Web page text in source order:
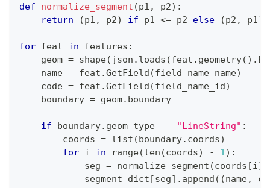
def normalize_segment (p1 , p2) :
return
(p1 , p2) if p1 <= p2 else (p2 , p1 )
for feat in features :
    geom
= shape( json . loads (feat . geometry( ) .
    name
= feat .GetField (field_name_name)
    code
= feat .GetField (field_name_id)
    boundary
= geom. boundary
if boundary. geom_type == "LineString" :
        coords
= list (boundary. coords)
for i in range(len (coords) - 1 ) :
            seg
= normalize_segment (coords [i ]
            segment_dict
[seg] . append ( (name,